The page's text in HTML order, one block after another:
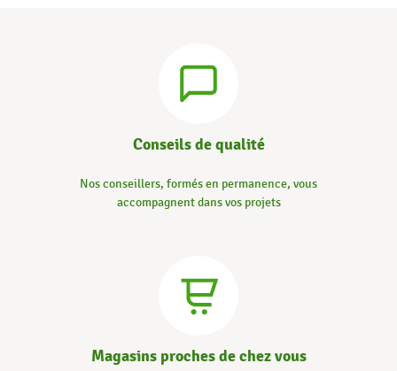
Conseils de qualité
Nos conseillers, formés en permanence, vous
accompagnent dans vos projets
Magasins proches de chez vous